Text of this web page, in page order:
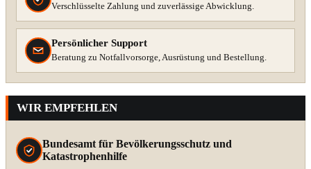
Verschlüsselte Zahlung und zuverlässige Abwicklung.
Persönlicher Support
Beratung zu Notfallvorsorge, Ausrüstung und Bestellung.
WIR EMPFEHLEN
Bundesamt für Bevölkerungsschutz und
Katastrophenhilfe